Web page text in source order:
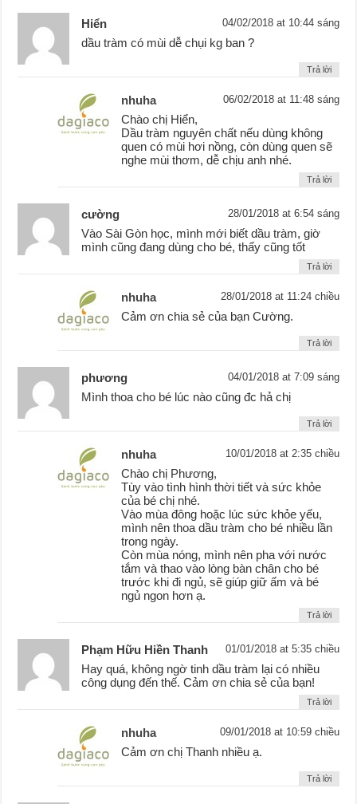
Hiển 04/02/2018 at 10:44 sáng
dầu tràm có mùi dễ chụi kg ban ?
Trả lời
nhuha 06/02/2018 at 11:48 sáng
Chào chị Hiển,
Dầu tràm nguyên chất nếu dùng không
quen có mùi hơi nồng, còn dùng quen sẽ
nghe mùi thơm, dễ chịu anh nhé.
Trả lời
cường 28/01/2018 at 6:54 sáng
Vào Sài Gòn học, mình mới biết dầu tràm, giờ
mình cũng đang dùng cho bé, thấy cũng tốt
Trả lời
nhuha 28/01/2018 at 11:24 chiều
Cảm ơn chia sẻ của bạn Cường.
Trả lời
phương 04/01/2018 at 7:09 sáng
Mình thoa cho bé lúc nào cũng đc hả chị
Trả lời
nhuha 10/01/2018 at 2:35 chiều
Chào chị Phương,
Tùy vào tình hình thời tiết và sức khỏe
của bé chị nhé.
Vào mùa đông hoặc lúc sức khỏe yếu,
mình nên thoa dầu tràm cho bé nhiều lần
trong ngày.
Còn mùa nóng, mình nên pha với nước
tắm và thao vào lòng bàn chân cho bé
trước khi đi ngủ, sẽ giúp giữ ấm và bé
ngủ ngon hơn ạ.
Trả lời
Phạm Hữu Hiền Thanh 01/01/2018 at 5:35 chiều
Hay quá, không ngờ tinh dầu tràm lại có nhiều
công dụng đến thế. Cảm ơn chia sẻ của bạn!
Trả lời
nhuha 09/01/2018 at 10:59 chiều
Cảm ơn chị Thanh nhiều ạ.
Trả lời